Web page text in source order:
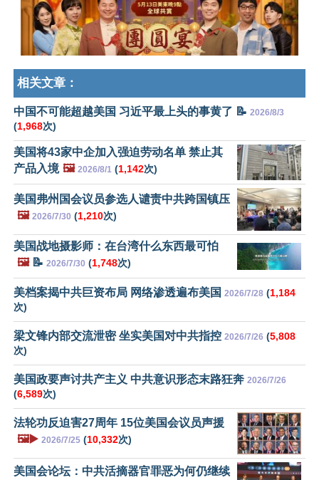
相关文章：
中国不可能超越美国 习近平最上头的事黄了 📝 2026/8/3
(1,968次)
美国将43家中企加入强迫劳动名单 禁止其
产品入境 🖼️ 2026/8/1 (1,142次)
美国弗州国会议员参选人谴责中共跨国镇压
🖼️ 2026/7/30 (1,210次)
美国战地摄影师：在台湾什么东西最可怕
🖼️📝 2026/7/30 (1,748次)
美档案揭中共巨资布局 网络渗透遍布美国 2026/7/28 (1,184
次)
梁文锋内部交流泄密 坐实美国对中共指控 2026/7/26 (5,808
次)
美国政要声讨共产主义 中共意识形态末路狂奔 2026/7/26
(6,589次)
法轮功反迫害27周年 15位美国会议员声援
🖼️▶️ 2026/7/25 (10,332次)
美国会论坛：中共活摘器官罪恶为何仍继续